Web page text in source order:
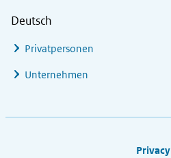
Deutsch
Privatpersonen
Unternehmen
Privacy